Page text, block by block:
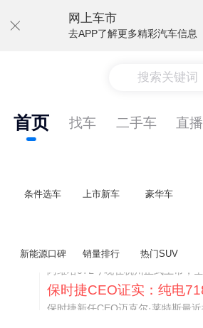
网上车市
去APP了解更多精彩汽车信息
搜索关键词
首页 找车 二手车 直播
条件选车 上市新车 豪华车
新能源口碑 销量排行 热门SUV